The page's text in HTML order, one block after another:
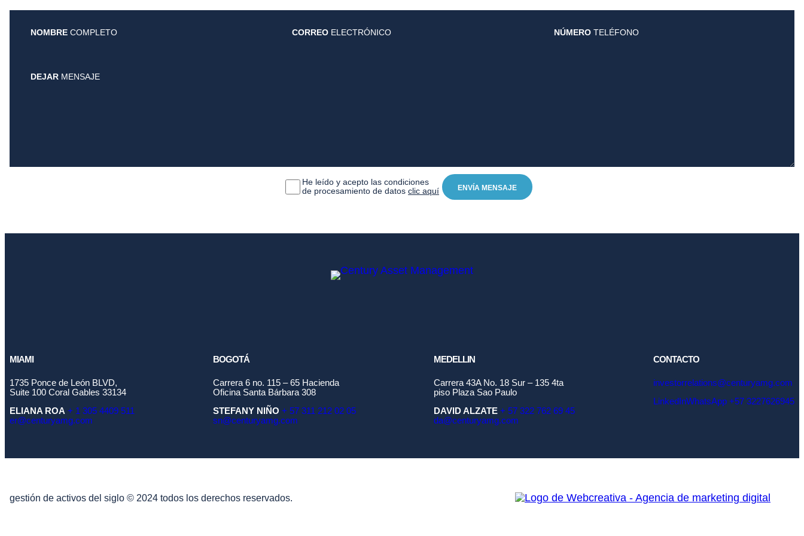
NOMBRE COMPLETO CORREO ELECTRÓNICO NÚMEROTELÉFONO
DEJAR MENSAJE
He leído y acepto las condiciones
de procesamiento de datos clic aquí
MIAMI
1735 Ponce de León BLVD,
Suite 100 Coral Gables 33134
ELIANA ROA + 1 305 4409 511
er@centuryamg.com
BOGOTÁ
Carrera 6 no. 115 – 65 Hacienda
Oficina Santa Bárbara 308
STEFANY NIÑO + 57 311 212 02 05
sn@centuryamg.com
MEDELLIN
Carrera 43A No. 18 Sur – 135 4ta
piso Plaza Sao Paulo
DAVID ALZATE + 57 322 762 69 45
da@centuryamg.com
CONTACTO
investorrelations@centuryamg.com
LinkedInWhatsApp +57 3227626945
gestión de activos del siglo © 2024 todos los derechos reservados.